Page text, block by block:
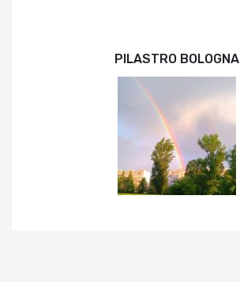
PILASTRO BOLOGNA